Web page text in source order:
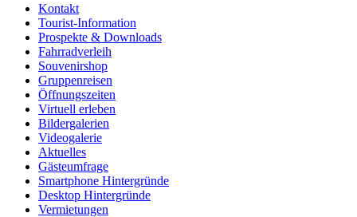
Kontakt
Tourist-Information
Prospekte & Downloads
Fahrradverleih
Souvenirshop
Gruppenreisen
Öffnungszeiten
Virtuell erleben
Bildergalerien
Videogalerie
Aktuelles
Gästeumfrage
Smartphone Hintergründe
Desktop Hintergründe
Vermietungen